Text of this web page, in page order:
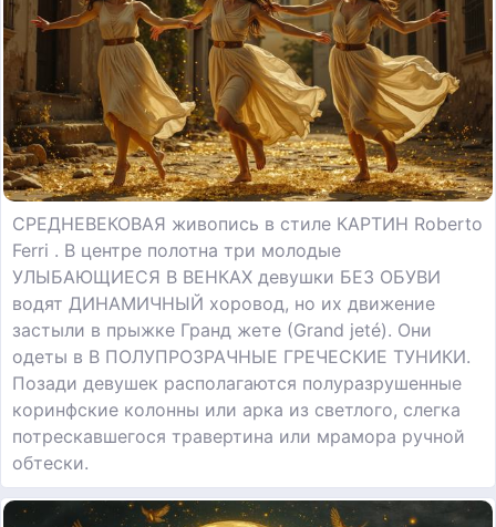
СРЕДНЕВЕКОВАЯ живопись в стиле КАРТИН Roberto
Ferri . В центре полотна три молодые
УЛЫБАЮЩИЕСЯ В ВЕНКАХ девушки БЕЗ ОБУВИ
водят ДИНАМИЧНЫЙ хоровод, но их движение
застыли в прыжке Гранд жете (Grand jeté). Они
одеты в В ПОЛУПРОЗРАЧНЫЕ ГРЕЧЕСКИЕ ТУНИКИ.
Позади девушек располагаются полуразрушенные
коринфские колонны или арка из светлого, слегка
потрескавшегося травертина или мрамора ручной
обтески.